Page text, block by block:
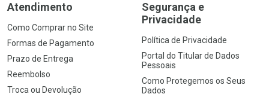
Atendimento
Como Comprar no Site
Formas de Pagamento
Prazo de Entrega
Reembolso
Troca ou Devolução
Segurança e
Privacidade
Política de Privacidade
Portal do Titular de Dados
Pessoais
Como Protegemos os Seus
Dados